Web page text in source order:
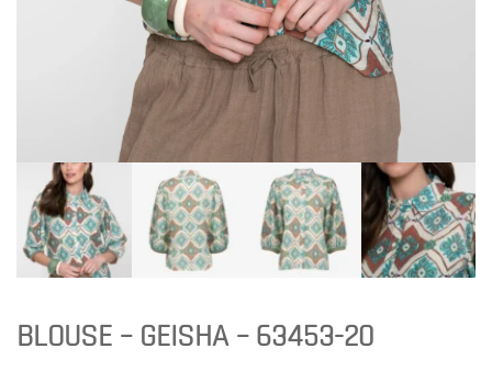
BLOUSE – GEISHA – 63453-20